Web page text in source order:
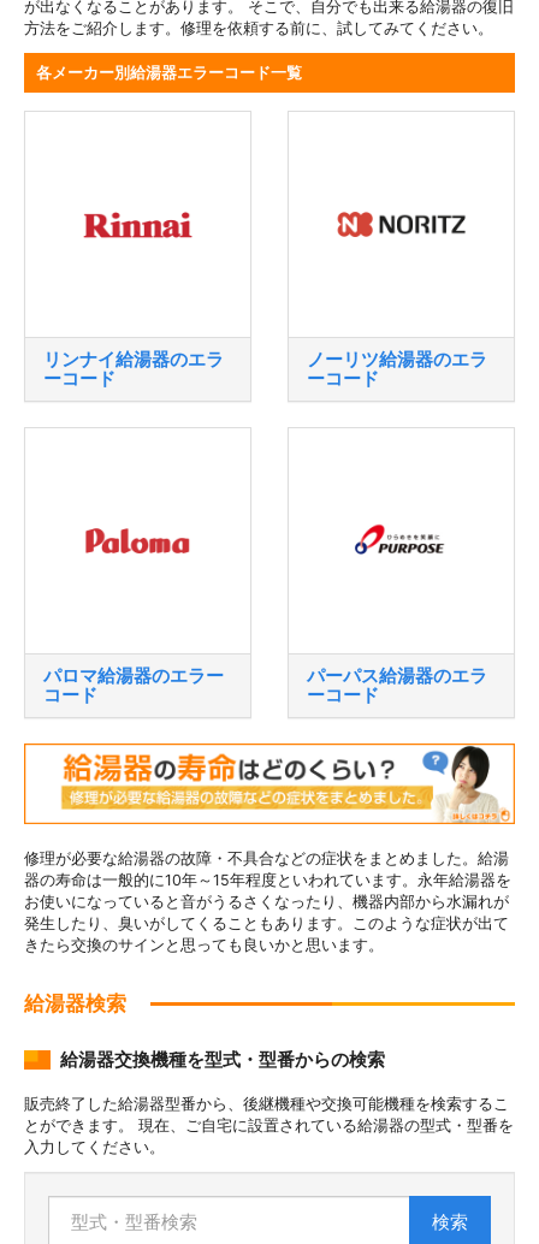
が出なくなることがあります。 そこで、自分でも出来る給湯器の復旧
方法をご紹介します。修理を依頼する前に、試してみてください。
各メーカー別給湯器エラーコード一覧
リンナイ給湯器のエラ
ーコード
ノーリツ給湯器のエラ
ーコード
パロマ給湯器のエラー
コード
パーパス給湯器のエラ
ーコード
修理が必要な給湯器の故障・不具合などの症状をまとめました。給湯
器の寿命は一般的に10年～15年程度といわれています。永年給湯器を
お使いになっていると音がうるさくなったり、機器内部から水漏れが
発生したり、臭いがしてくることもあります。このような症状が出て
きたら交換のサインと思っても良いかと思います。
給湯器検索
給湯器交換機種を型式・型番からの検索
販売終了した給湯器型番から、後継機種や交換可能機種を検索するこ
とができます。 現在、ご自宅に設置されている給湯器の型式・型番を
入力してください。
検索